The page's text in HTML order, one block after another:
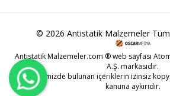
© 2026 Antistatik Malzemeler Tüm
Antistatik Malzemeler.com ® web sayfası
A.Ş. markasıdır.
Web sitemizde bulunan içeriklerin izinsiz
kanuna aykırıdır.